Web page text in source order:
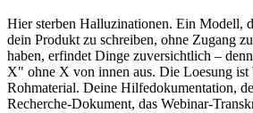
Hier sterben Halluzinationen. Ein Modell,
dein Produkt zu schreiben, ohne Zugang
haben, erfindet Dinge zuversichtlich –
X" ohne X von innen aus. Die Loesung ist
Rohmaterial. Deine Hilfedokumentation,
Recherche-Dokument, das Webinar-